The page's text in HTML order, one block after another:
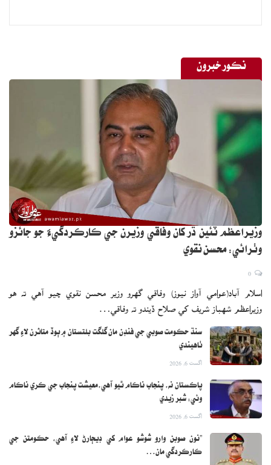
نڪور خبرون
وزيراعظم ٽئين ڌر کان وفاقي وزيرن جي ڪارڪردگيءَ جو جائزو
وٺرائي: محسن نقوي
اسلام آباد(عوامي آواز نيوز) وفاقي گهرو وزير محسن نقوي چيو آهي ته هو
وزيراعظم شهباز شريف کي صلاح ڏيندو ته وفاقي…
سنڌ حڪومت صوبي جي فنڊن مان گلگت بلتستان ۾ ٻوڏ متاثرن لاءِ گهر
ٺاهيندي
اگست 6, 2026
پاڪستان نه، پنجاب ناڪام ٿيو آهي،معيشت پنجاب جي ڪري ناڪام
وئي: شبر زيدي
اگست 6, 2026
”نون صوبن وارو شوشو عوام کي ڊيڄارڻ لاءِ آهي، حڪومتن جي
ڪارڪردگي مان…